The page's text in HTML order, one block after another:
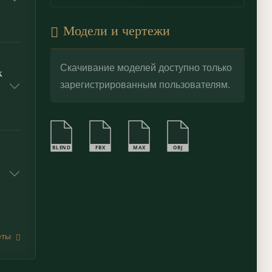
Модели и чертежи
Скачивание моделей доступно только
зарегистрированным пользователям.
BLEND FBX MAX OBJ